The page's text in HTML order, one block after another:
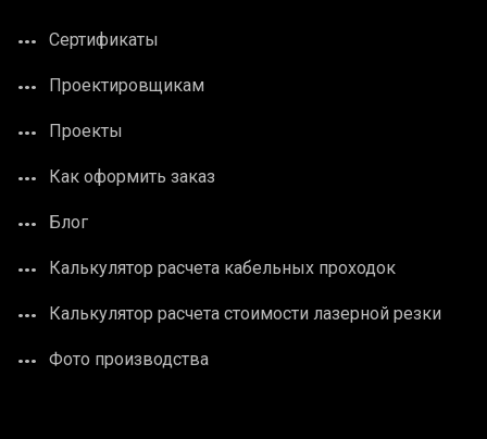
Сертификаты
Проектировщикам
Проекты
Как оформить заказ
Блог
Калькулятор расчета кабельных проходок
Калькулятор расчета стоимости лазерной резки
Фото производства